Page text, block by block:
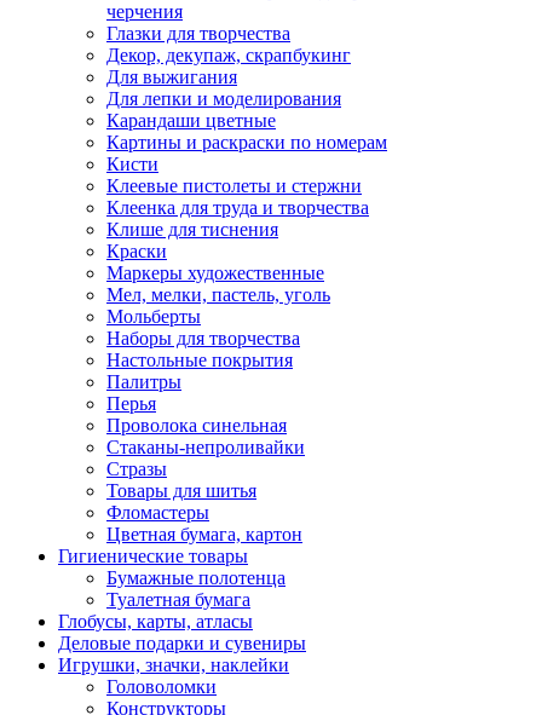
черчения
Глазки для творчества
Декор, декупаж, скрапбукинг
Для выжигания
Для лепки и моделирования
Карандаши цветные
Картины и раскраски по номерам
Кисти
Клеевые пистолеты и стержни
Клеенка для труда и творчества
Клише для тиснения
Краски
Маркеры художественные
Мел, мелки, пастель, уголь
Мольберты
Наборы для творчества
Настольные покрытия
Палитры
Перья
Проволока синельная
Стаканы-непроливайки
Стразы
Товары для шитья
Фломастеры
Цветная бумага, картон
Гигиенические товары
Бумажные полотенца
Туалетная бумага
Глобусы, карты, атласы
Деловые подарки и сувениры
Игрушки, значки, наклейки
Головоломки
Конструкторы